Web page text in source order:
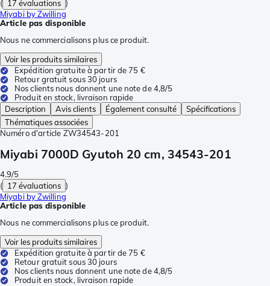
( 17 évaluations )
Miyabi by Zwilling
Article pas disponible
Nous ne commercialisons plus ce produit.
Voir les produits similaires
Expédition gratuite à partir de 75 €
Retour gratuit sous 30 jours
Nos clients nous donnent une note de 4,8/5
Produit en stock, livraison rapide
Description
Avis clients Également consulté
Spécifications
Thématiques associées
Numéro d'article ZW34543-201
Miyabi 7000D Gyutoh 20 cm, 34543-201
4.9/5
( 17 évaluations )
Miyabi by Zwilling
Article pas disponible
Nous ne commercialisons plus ce produit.
Voir les produits similaires
Expédition gratuite à partir de 75 €
Retour gratuit sous 30 jours
Nos clients nous donnent une note de 4,8/5
Produit en stock, livraison rapide